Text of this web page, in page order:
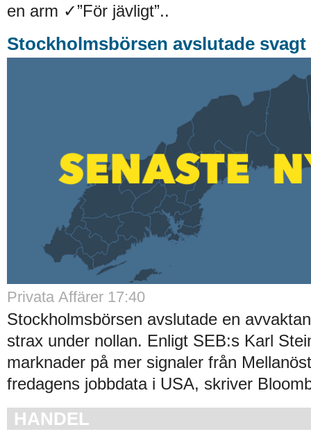
en arm ✓”För jävligt”..
Stockholmsbörsen avslutade svagt
Privata Affärer 17:40
Stockholmsbörsen avslutade en
strax under nollan. Enligt SEB:s Karl
marknader på mer signaler från
fredagens jobbdata i USA, skriver
HANDEL